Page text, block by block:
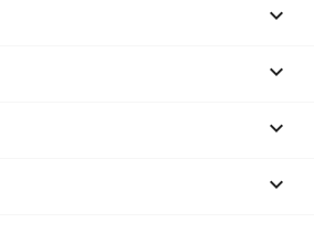



keyboard_arrow_down